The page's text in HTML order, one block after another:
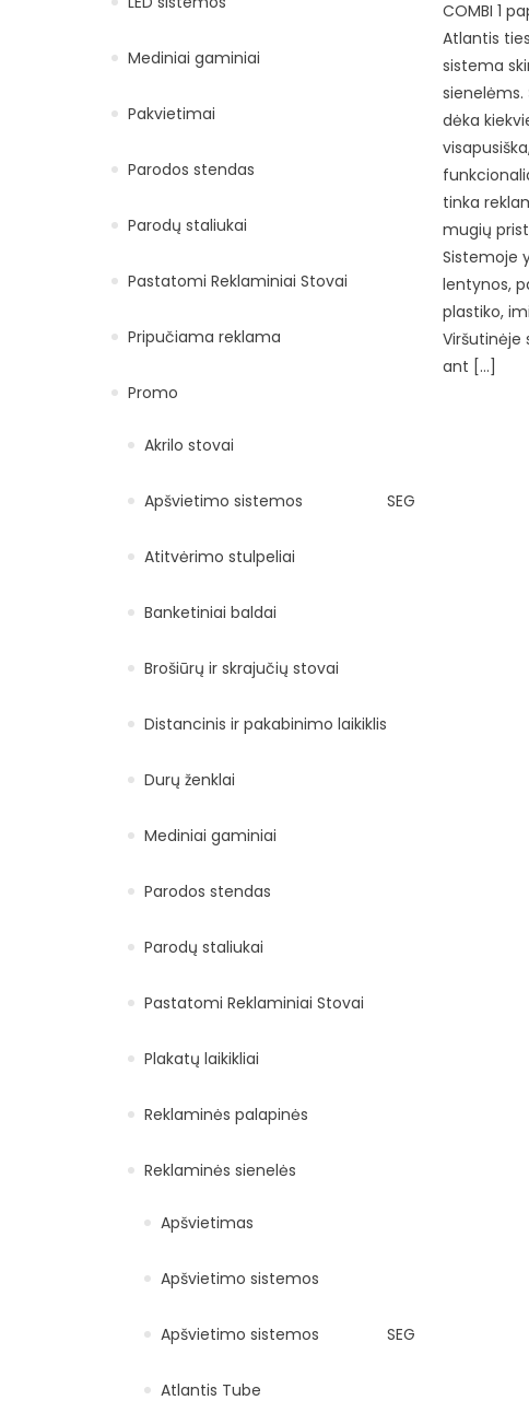
COMBI 1
Atlantis
sistema
dėka
tinka
mugių
Sistemoje
lentynos,
plastiko,
Viršutinėje
ant […]
Mediniai gaminiai
Pakvietimai
Parodos stendas
Parodų staliukai
Pastatomi Reklaminiai Stovai
Pripučiama reklama
Promo
Akrilo stovai
Apšvietimo sistemos SEG
Atitvėrimo stulpeliai
Banketiniai baldai
Brošiūrų ir skrajučių stovai
Distancinis ir pakabinimo laikiklis
Durų ženklai
Mediniai gaminiai
Parodos stendas
Parodų staliukai
Pastatomi Reklaminiai Stovai
Plakatų laikikliai
Reklaminės palapinės
Reklaminės sienelės
Apšvietimas
Apšvietimo sistemos
Apšvietimo sistemos SEG
Atlantis Tube